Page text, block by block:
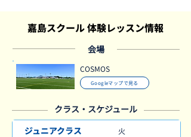
嘉島スクール 体験レッスン情報
会場
Googleマップで見る
COSMOS
​クラス・スケジュール
ジュニアクラス
火